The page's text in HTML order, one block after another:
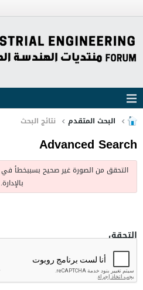
البحث المتقدم نتائج البحث
Advanced Search
بالإدارة.
التحقق